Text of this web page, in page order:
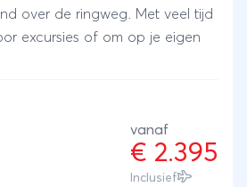
over de ringweg. Met veel tijd
excursies of om op je eigen
vanaf
€ 2.395
Inclusief